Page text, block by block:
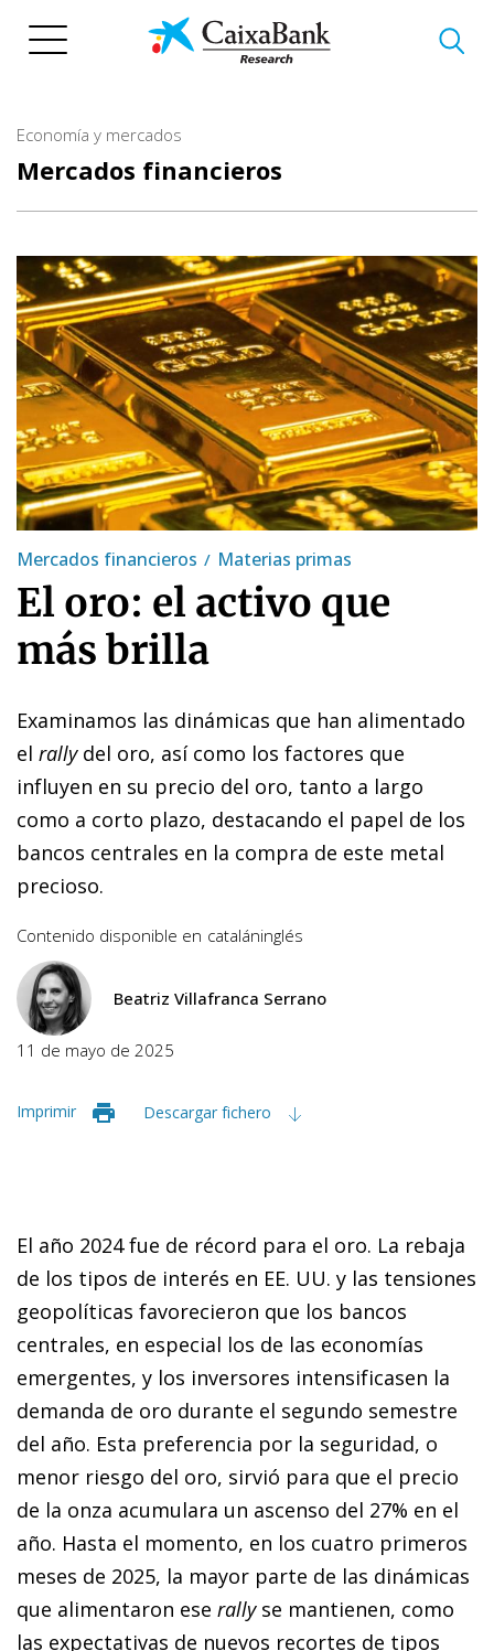
Economía y mercados
Mercados financieros
Mercados financieros Materias primas
El oro: el activo que
más brilla
Examinamos las dinámicas que han alimentado
el rally del oro, así como los factores que
influyen en su precio del oro, tanto a largo
como a corto plazo, destacando el papel de los
bancos centrales en la compra de este metal
precioso.
Contenido disponible en cataláninglés
Beatriz Villafranca Serrano
11 de mayo de 2025
Imprimir Descargar fichero
El año 2024 fue de récord para el oro. La rebaja
de los tipos de interés en EE. UU. y las tensiones
geopolíticas favorecieron que los bancos
centrales, en especial los de las economías
emergentes, y los inversores intensificasen la
demanda de oro durante el segundo semestre
del año. Esta preferencia por la seguridad, o
menor riesgo del oro, sirvió para que el precio
de la onza acumulara un ascenso del 27% en el
año. Hasta el momento, en los cuatro primeros
meses de 2025, la mayor parte de las dinámicas
que alimentaron ese rallyse mantienen, como
las expectativas de nuevos recortes de tipos